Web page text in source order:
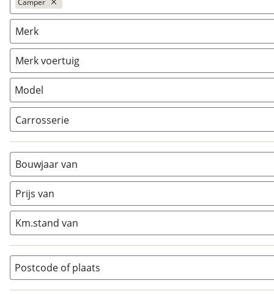
Caravan
Camper (4)
Vouwwagen
Merk
Merk voertuig
Model
Carrosserie
Alkoof (0)
Busmodel
Caravan (0)
Half-integraal
Integraal (0)
Opzetunit (0
Vouwwagen (0)
Bouwjaar van
Prijs van
Km.stand van
Postcode of plaats